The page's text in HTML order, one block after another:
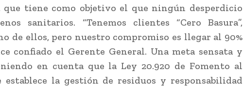
que tiene como objetivo el que ningún desperdicio
sanitarios. “Tenemos clientes “Cero Basura”,
de ellos, pero nuestro compromiso es llegar al 90%
confiado el Gerente General. Una meta sensata y
en cuenta que la Ley 20.920 de Fomento al
establece la gestión de residuos y responsabilidad